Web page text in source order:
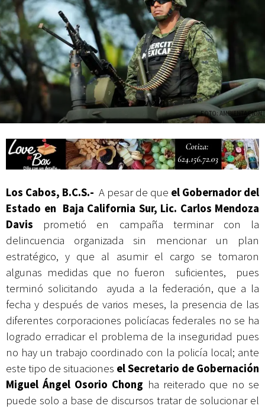
actividades de acceso libre
FOTO: AMBIENTACIÓN
Los Cabos, B.C.S.- A pesar de que el Gobernador del
Estado en Baja California Sur, Lic. Carlos Mendoza
Davis prometió en campaña terminar con la
delincuencia organizada sin mencionar un plan
estratégico, y que al asumir el cargo se tomaron
algunas medidas que no fueron suficientes, pues
terminó solicitando ayuda a la federación, que a la
fecha y después de varios meses, la presencia de las
diferentes corporaciones policíacas federales no se ha
logrado erradicar el problema de la inseguridad pues
no hay un trabajo coordinado con la policía local; ante
este tipo de situaciones el Secretario de Gobernación
Miguel Ángel Osorio Chong ha reiterado que no se
puede solo a base de discursos tratar de solucionar el